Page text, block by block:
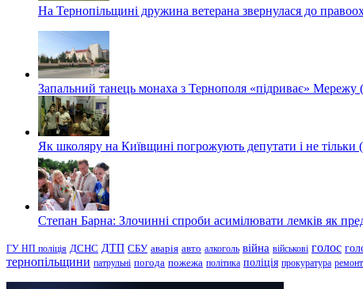
На Тернопільщині дружина ветерана звернулася до
Запальний танець монаха з Тернополя «підриває» Мережу
Як школяру на Київщині погрожують депутати і не тільки
Степан Барна: Злочинні спроби асимілювати лемків як
ГУ НП поліція ДСНС ДТП СБУ аварія авто алкоголь війна військові голос
тернопільщини патрульні погода пожежа політика поліція прокуратура ремонт